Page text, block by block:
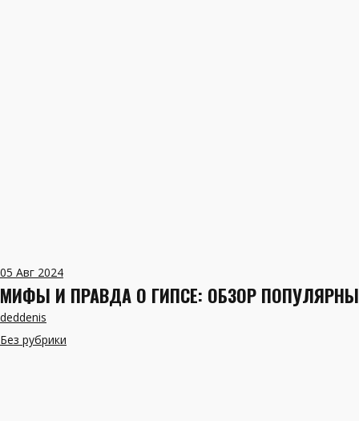
05 Авг 2024
МИФЫ И ПРАВДА О ГИПСЕ: ОБЗОР
deddenis
Без рубрики